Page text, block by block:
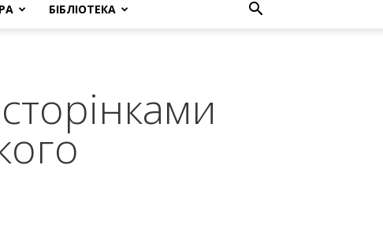
БІБЛІОТЕКА